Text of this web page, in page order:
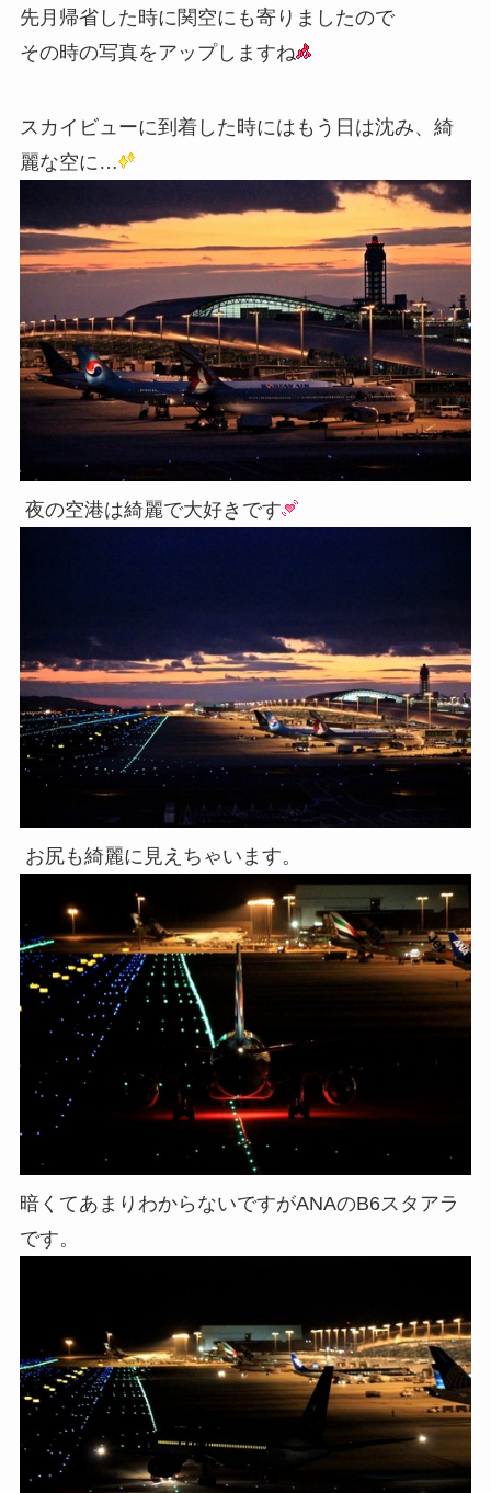
先月帰省した時に関空にも寄りましたので
その時の写真をアップしますね
スカイビューに到着した時にはもう日は沈み、綺
麗な空に…
夜の空港は綺麗で大好きです
お尻も綺麗に見えちゃいます。
暗くてあまりわからないですがANAのB6スタアラ
です。